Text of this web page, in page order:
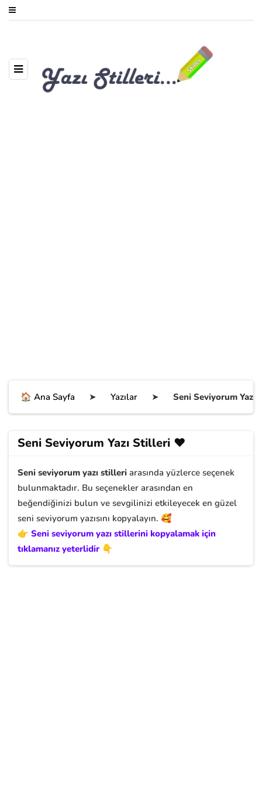
🏠 Ana Sayfa ➤ Yazılar ➤ Seni Seviyorum
Seni Seviyorum Yazı Stilleri ❤️
Seni seviyorum yazı stilleri arasında yüzlerce seçenek
bulunmaktadır. Bu seçenekler arasından en
beğendiğinizi bulun ve sevgilinizi etkileyecek en güzel
seni seviyorum yazısını kopyalayın. 🥰
👉 Seni seviyorum yazı stillerini kopyalamak için
tıklamanız yeterlidir 👇